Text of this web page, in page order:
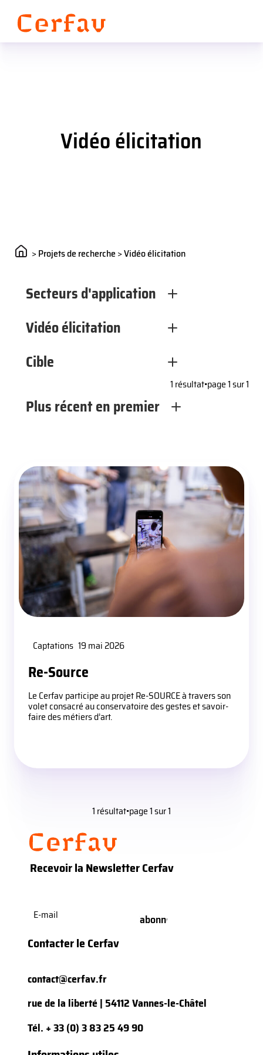
Vidéo élicitation
>Projets de recherche >Vidéo élicitation
Secteurs d'application
Vidéo élicitation
Cible
1 résultat•page 1 sur 1
Plus récent en premier
Captations 19 mai 2026
Re-Source
Le Cerfav participe au projet Re-SOURCE à travers son
volet consacré au conservatoire des gestes et savoir-
faire des métiers d’art.
1 résultat•page 1 sur 1
Recevoir la Newsletter Cerfav
mail(Nécessaire)
Contacter le Cerfav
contact@cerfav.fr
rue de la liberté | 54112 Vannes-le-Châtel
Tél. + 33 (0) 3 83 25 49 90